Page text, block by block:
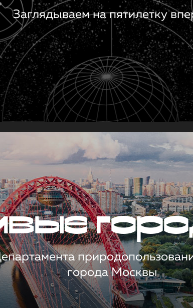
Заглядываем на пятилетку
города Москвы